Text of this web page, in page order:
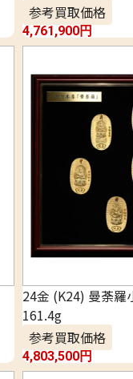
参考買取価格
4,761,900円
24金 (K24) 曼荼羅
161.4g
参考買取価格
4,803,500円